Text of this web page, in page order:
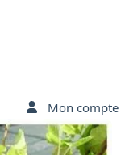
Mon compte